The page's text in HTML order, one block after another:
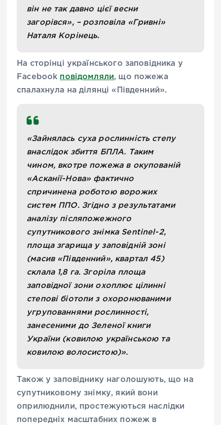
він не так давно цієї весни
загорівся», – розповіла «Гривні»
Наталя Корінець.
На сторінці українського заповідника у
Facebook повідомляли, що пожежа
спалахнула на ділянці «Південний».
«Зайнялась суха рослинність степу
внаслідок збиття БПЛА. Таким
чином, вкотре пожежа в окупованій
«Асканії-Нова» фактично
спричинена роботою ворожих
систем ППО. Згідно з результатами
аналізу післяпожежного
супутникового знімка Sentinel-2,
площа згарища у заповідній зоні
(масив «Південний», квартал 45)
склала 1,8 га. Згоріла площа
заповідної зони охоплює цілинні
степові біотопи з охоронюваними
угрупованнями рослинності,
занесеними до Зеленої книги
України (ковилою українською та
ковилою волосистою)».
Також у заповіднику наголошують, що на
супутниковому знімку, який вони
оприлюднили, простежуються наслідки
попередніх масштабних пожеж в